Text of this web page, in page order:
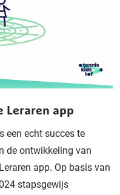
Leraren app
een echt succes te
de ontwikkeling van
app. Op basis van
stapsgewijs